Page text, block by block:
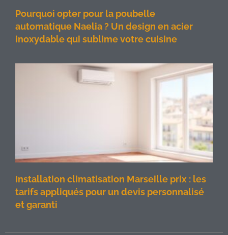
Pourquoi opter pour la poubelle
automatique Naelia ? Un design en acier
inoxydable qui sublime votre cuisine
Installation climatisation Marseille prix : les
tarifs appliqués pour un devis personnalisé
et garanti